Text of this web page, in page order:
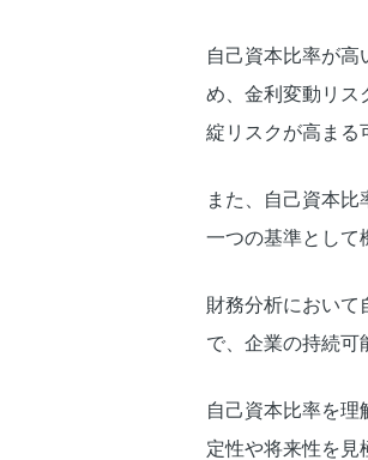
自己資本比率が
め、金利変動リス
綻リスクが高まる
また、自己資本
一つの基準として
財務分析において
で、企業の持続可
自己資本比率を
定性や将来性を見